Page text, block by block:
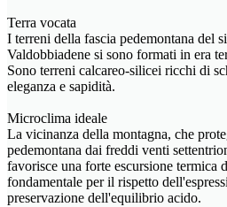
Terra vocata
I terreni della fascia pedemontana del
Valdobbiadene si sono formati in era
Sono terreni calcareo-silicei ricchi di
eleganza e sapidità.
Microclima ideale
La vicinanza della montagna, che
pedemontana dai freddi venti
favorisce una forte escursione termica
fondamentale per il rispetto
preservazione dell'equilibrio acido.